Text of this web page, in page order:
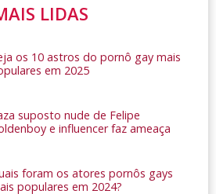
LIDAS
os 10 astros do pornô gay mais
em 2025
suposto nude de Felipe
e influencer faz ameaça
foram os atores pornôs gays
populares em 2024?